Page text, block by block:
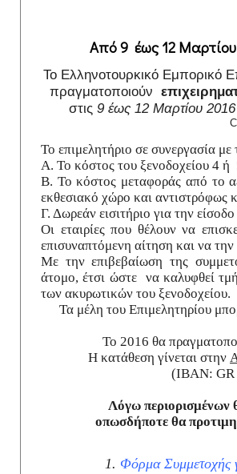
Από 9 έως 12 Μαρτίου
Το Ελληνοτουρκικό Εμπορικό
πραγματοποιούν
στις 9 έως 12 Μαρτίου 2016
Το επιμελητήριο σε συνεργασία
Α. Το κόστος του ξενοδοχείου 4 ή
Β. Το κόστος μεταφοράς από το
εκθεσιακό χώρο και αντιστρόφως
Γ. Δωρεάν εισιτήριο για την
Οι εταιρίες που θέλουν να
επισυναπτόμενη αίτηση και να την
Με την επιβεβαίωση της
άτομο, έτσι ώστε να καλυφθεί
των ακυρωτικών του ξενοδοχείου.
Τα μέλη του Επιμελητηρίου
To 2016 θα
Η κατάθεση γίνεται στην
(IBAN: GR
Λόγω περιορισμένων
οπωσδήποτε θα προτιμηθούν
1. Φόρμα Συμμετοχής